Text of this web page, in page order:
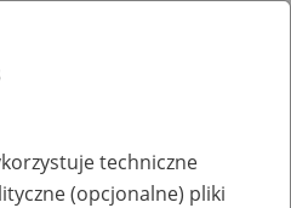
techniczne
(opcjonalne) pliki